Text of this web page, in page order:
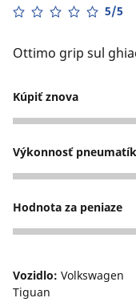
5/5
Ottimo grip sul
Kúpiť znova
5
Výkonnosť pneumatík
5
Hodnota za peniaze
5
Vozidlo: Volkswagen
Tiguan